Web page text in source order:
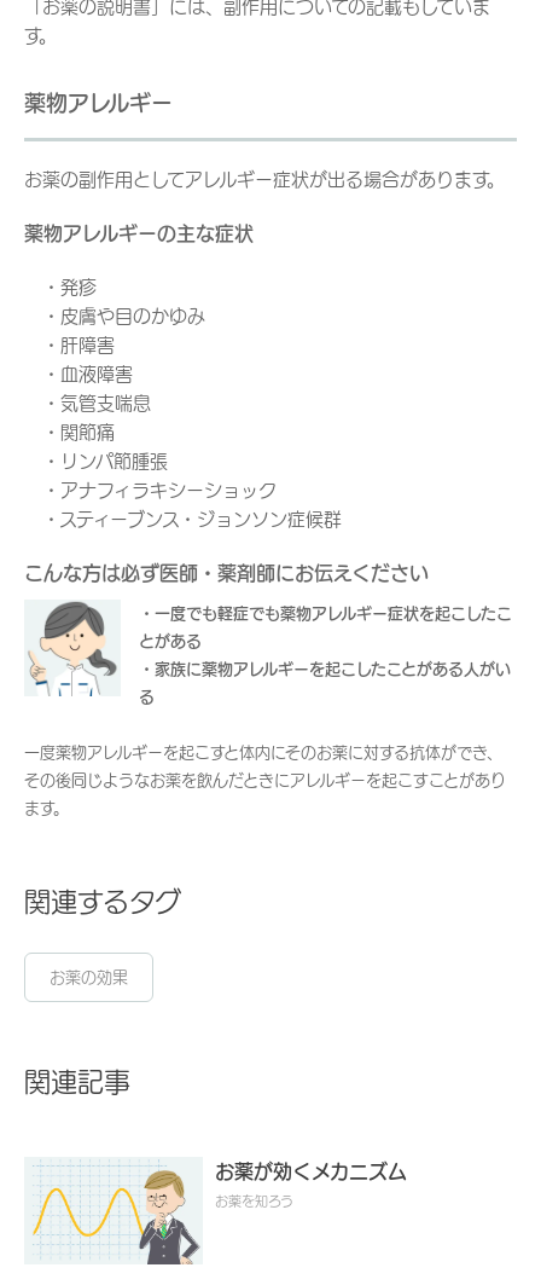
「お薬の説明書」には、副作用についての記載もしていま
す。
薬物アレルギー
お薬の副作用としてアレルギー症状が出る場合があります。
薬物アレルギーの主な症状
・発疹
・皮膚や目のかゆみ
・肝障害
・血液障害
・気管支喘息
・関節痛
・リンパ節腫張
・アナフィラキシーショック
・スティーブンス・ジョンソン症候群
こんな方は必ず医師・薬剤師にお伝えください
・一度でも軽症でも薬物アレルギー症状を起こしたこ
とがある
・家族に薬物アレルギーを起こしたことがある人がい
る
一度薬物アレルギーを起こすと体内にそのお薬に対する抗体ができ、
その後同じようなお薬を飲んだときにアレルギーを起こすことがあり
ます。
関連するタグ
お薬の効果
関連記事
お薬が効くメカニズム
お薬を知ろう